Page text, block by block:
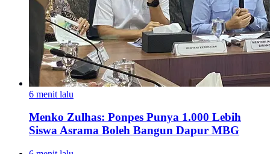
6 menit lalu
Menko Zulhas: Ponpes Punya 1.000 Lebih
Siswa Asrama Boleh Bangun Dapur MBG